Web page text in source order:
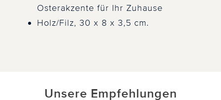
Osterakzente für Ihr Zuhause
Holz/Filz, 30 x 8 x 3,5 cm.
Unsere Empfehlungen